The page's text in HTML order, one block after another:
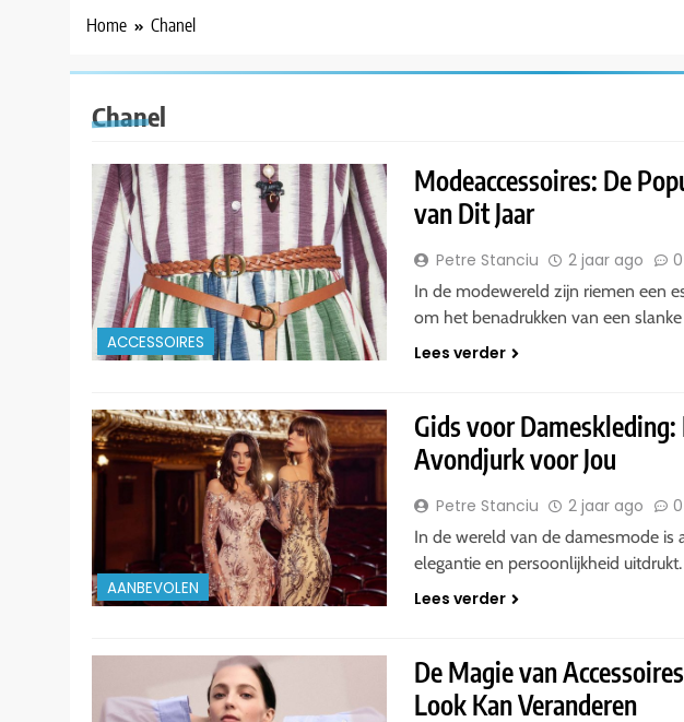
Home Chanel
Chanel
ACCESSOIRES
Modeaccessoires: De
van Dit Jaar
Petre Stanciu 2 jaar ago 0
In de modewereld zijn riemen een
om het benadrukken van een
Lees verder
AANBEVOLEN
Gids voor
Avondjurk voor Jou
Petre Stanciu 2 jaar ago 0
In de wereld van de damesmode is
elegantie en persoonlijkheid
Lees verder
De Magie van
Look Kan Veranderen